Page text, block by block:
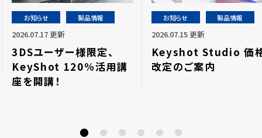
お知らせ 製品情報
2026.07.17 更新
3DSユーザー様限定、
KeyShot 120%活用講
座を開講！
お知らせ 製品情報
2026.07.15 更新
Keyshot Studio 価
改定のご案内